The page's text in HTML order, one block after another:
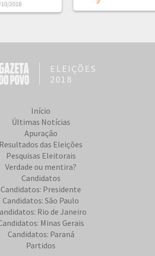
2018
ELEIÇÕES
2018
Início
Últimas Notícias
Apuração
Resultados das Eleições
Pesquisas Eleitorais
Verdade ou mentira?
Candidatos
Candidatos: Presidente
Candidatos: São Paulo
Rio de Janeiro
Minas Gerais
Candidatos: Paraná
Partidos